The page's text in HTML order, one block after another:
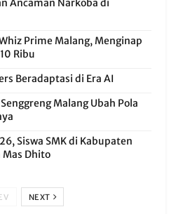
Ancaman Narkoba di
Prime Malang, Menginap
Ribu
Beradaptasi di Era AI
Malang Ubah Pola
Siswa SMK di Kabupaten
Mas Dhito
NEXT